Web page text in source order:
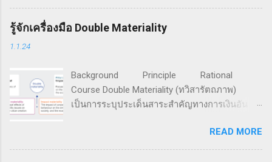
ของธุรกิจสตาร์ตอัปทั่วโลก ถูกก่อตั้งขึ้นด้วยเงิน
จากครอบครัว (ที่มา: FFI Global Data Points) จาก
ข้อมูลการสำรวจของ Family Business Network
ใน 65 ประเทศทั่วโลก ระบุว่า แม้กิจการครอบครัว
จะให้ความสำคัญเพิ่มขึ้นกับประเด็นสิ่งแวดล้อม
สังคม และธรรมาภิบาล (ESG) แต่เกือบ 60% ของ
จัดทำรายงานประจำปี โดย 16% ของกิจการที่ถูก
สำรวจ มีการเปิดเผยตัวเลขการดำเนินงานตามตัว
รู้จักเครื่องมือ Double Materiality
1.1.24
Background Principle Rational
Course Double Materiality (ทวิสารัตถภาพ)
เป็นการระบุประเด็นสาระสำคัญทางการเงินอัน
กิจการ และประเด็นสาระสำคัญของผลกระทบอัน
เกิดจากการกระทำขององค์กรที่มีต่อเศรษฐกิจ
READ MORE